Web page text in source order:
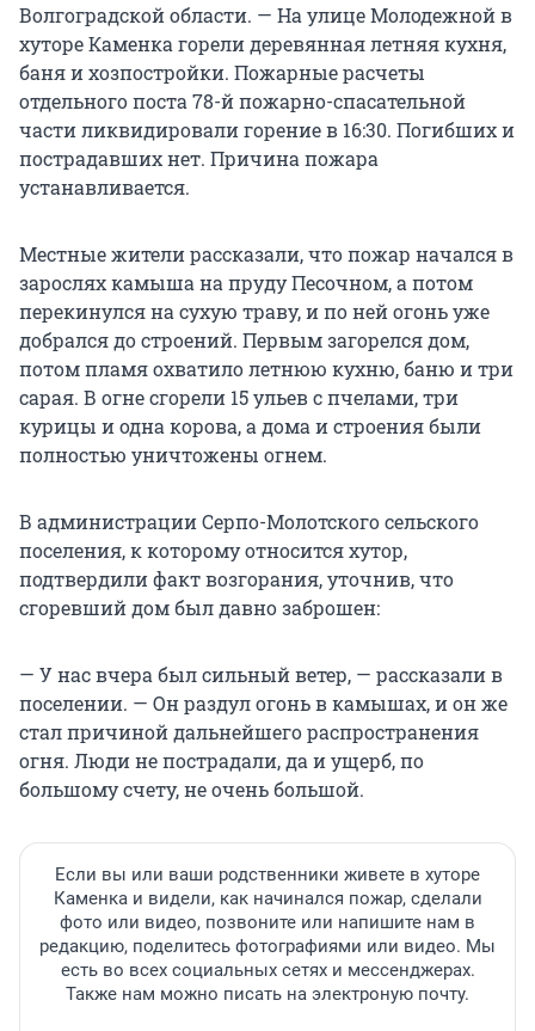
Волгоградской области. — На улице Молодежной в
хуторе Каменка горели деревянная летняя кухня,
баня и хозпостройки. Пожарные расчеты
отдельного поста 78-й пожарно-спасательной
части ликвидировали горение в 16:30. Погибших и
пострадавших нет. Причина пожара
устанавливается.
Местные жители рассказали, что пожар начался в
зарослях камыша на пруду Песочном, а потом
перекинулся на сухую траву, и по ней огонь уже
добрался до строений. Первым загорелся дом,
потом пламя охватило летнюю кухню, баню и три
сарая. В огне сгорели 15 ульев с пчелами, три
курицы и одна корова, а дома и строения были
полностью уничтожены огнем.
В администрации Серпо-Молотского сельского
поселения, к которому относится хутор,
подтвердили факт возгорания, уточнив, что
сгоревший дом был давно заброшен:
— У нас вчера был сильный ветер, — рассказали в
поселении. — Он раздул огонь в камышах, и он же
стал причиной дальнейшего распространения
огня. Люди не пострадали, да и ущерб, по
большому счету, не очень большой.
Если вы или ваши родственники живете в хуторе
Каменка и видели, как начинался пожар, сделали
фото или видео, позвоните или напишите нам в
редакцию, поделитесь фотографиями или видео. Мы
есть во всех социальных сетях и мессенджерах.
Также нам можно писать на электроную почту.